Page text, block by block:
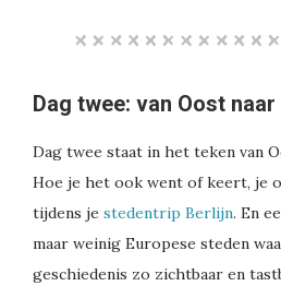
Dag twee: van Oost
Dag twee staat in het teken van
Hoe je het ook went of keert, je
tijdens je stedentrip Berlijn. En
maar weinig Europese steden
geschiedenis zo zichtbaar en